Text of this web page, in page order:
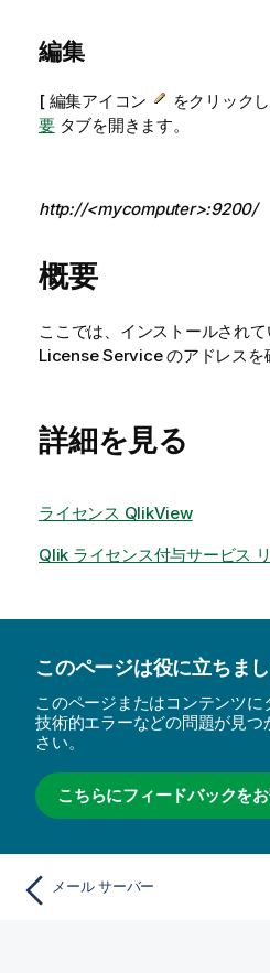
編集
[ 編集アイコン をクリック
要タブを開きます。
http://<mycomputer>:9200/
概要
ここでは、インストールされて
License Service のアドレスを
詳細を見る
ライセンス QlikView
Qlik ライセンス付与サービス
このページは役に立ちま
このページまたはコンテンツに
技術的エラーなどの問題が見
さい。
こちらにフィードバックを
メール サーバー